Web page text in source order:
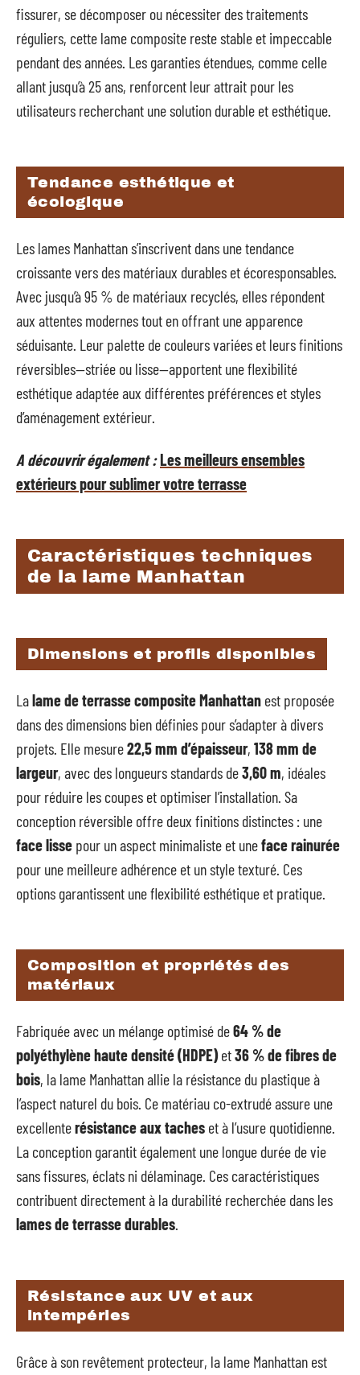
fissurer, se décomposer ou nécessiter des traitements
réguliers, cette lame composite reste stable et impeccable
pendant des années. Les garanties étendues, comme celle
allant jusqu’à 25 ans, renforcent leur attrait pour les
utilisateurs recherchant une solution durable et esthétique.
Tendance esthétique et
écologique
Les lames Manhattan s’inscrivent dans une tendance
croissante vers des matériaux durables et écoresponsables.
Avec jusqu’à 95 % de matériaux recyclés, elles répondent
aux attentes modernes tout en offrant une apparence
séduisante. Leur palette de couleurs variées et leurs finitions
réversibles—striée ou lisse—apportent une flexibilité
esthétique adaptée aux différentes préférences et styles
d’aménagement extérieur.
A découvrir également :Les meilleurs ensembles
extérieurs pour sublimer votre terrasse
Caractéristiques techniques
de la lame Manhattan
Dimensions et profils disponibles
Lalame de terrasse composite Manhattan est proposée
dans des dimensions bien définies pour s’adapter à divers
projets. Elle mesure22,5 mm d’épaisseur, 138 mm de
largeur, avec des longueurs standards de3,60 m, idéales
pour réduire les coupes et optimiser l’installation. Sa
conception réversible offre deux finitions distinctes : une
face lisse pour un aspect minimaliste et uneface rainurée
pour une meilleure adhérence et un style texturé. Ces
options garantissent une flexibilité esthétique et pratique.
Composition et propriétés des
matériaux
Fabriquée avec un mélange optimisé de64 % de
polyéthylène haute densité (HDPE)et36 % de fibres de
bois, la lame Manhattan allie la résistance du plastique à
l’aspect naturel du bois. Ce matériau co-extrudé assure une
excellenterésistance aux taches et à l’usure quotidienne.
La conception garantit également une longue durée de vie
sans fissures, éclats ni délaminage. Ces caractéristiques
contribuent directement à la durabilité recherchée dans les
lames de terrasse durables.
Résistance aux UV et aux
intempéries
Grâce à son revêtement protecteur, la lame Manhattan est